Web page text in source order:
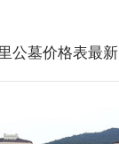
公墓价格表最新